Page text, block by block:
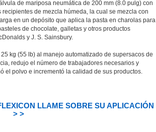
de mariposa neumática de 200 mm (8.0 pulg) con
de mezcla húmeda, la cual se mezcla con
en un depósito que aplica la pasta en charolas para
de chocolate, galletas y otros productos
y J. S. Sainsbury.
kg (55 lb) al manejo automatizado de supersacos de
redujo el número de trabajadores necesarios y
el polvo e incrementó la calidad de sus productos.
LLAME SOBRE SU APLICACIÓN
> >